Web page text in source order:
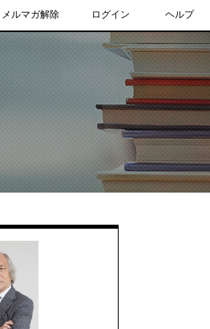
メルマガ解除 ログイン ヘルプ